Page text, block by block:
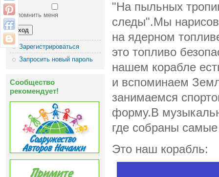
Запомнить меня
Зарегистрироваться
Запросить новый пароль
Сообщество
рекомендует!
"На пыльных
следы".Мы
на ядерном
это топливо
нашем корабле
и вспоминаем
занимаемся
форму.В
где собраны
Это наш корабль: